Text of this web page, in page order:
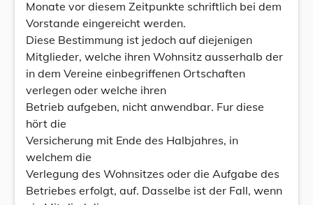
Monate vor diesem Zeitpunkte schriftlich bei dem
Vorstande eingereicht werden.
Diese Bestimmung ist jedoch auf diejenigen
Mitglieder, welche ihren Wohnsitz ausserhalb der
in dem Vereine einbegriffenen Ortschaften
verlegen oder welche ihren
Betrieb aufgeben, nicht anwendbar. Fur diese
hört die
Versicherung mit Ende des Halbjahres, in
welchem die
Verlegung des Wohnsitzes oder die Aufgabe des
Betriebes erfolgt, auf. Dasselbe ist der Fall, wenn